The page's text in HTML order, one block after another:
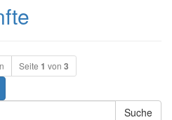
Seite 1 von 3
Suche